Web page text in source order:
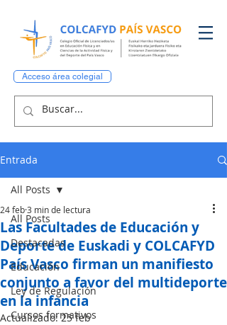
Acceso área colegial
Entrada
All Posts
Destacadas
Educación
Ley de Regulación
Cursos formativos
All Posts
Las Facultades de Educación y
Deporte de Euskadi y COLCAFYD
País Vasco firman un manifiesto
conjunto a favor del multideporte
en la infancia
24 feb3 min de lectura
Actualizado:25 feb